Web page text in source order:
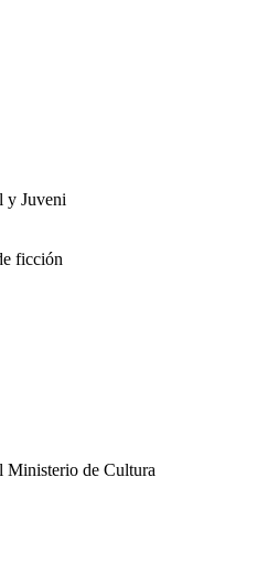
y Juveni
ficción
Ministerio de Cultura